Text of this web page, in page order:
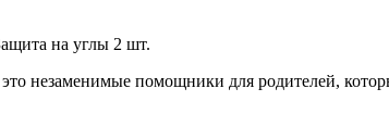
на углы 2 шт.
незаменимые помощники для родителей,